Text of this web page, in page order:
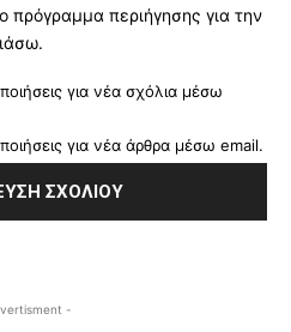
πρόγραμμα περιήγησης για την
για νέα σχόλια μέσω
για νέα άρθρα μέσω email.
-